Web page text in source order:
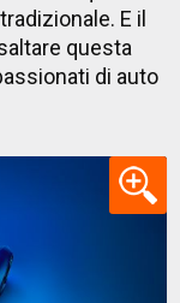
E il
questa
di auto